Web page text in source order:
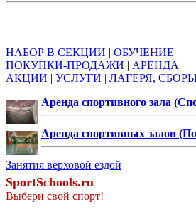
НАБОР В СЕКЦИИ | ОБУЧЕНИЕ
ПОКУПКИ-ПРОДАЖИ | АРЕНДА
АКЦИИ | УСЛУГИ | ЛАГЕРЯ,
Аренда спортивного зала
Аренда спортивных залов
Занятия верховой ездой
SportSchools.ru
Выбери свой спорт!